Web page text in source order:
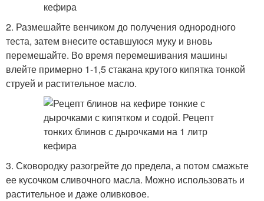
2. Размешайте венчиком до получения однородного
теста, затем внесите оставшуюся муку и вновь
перемешайте. Во время перемешивания машины
влейте примерно 1-1,5 стакана крутого кипятка тонкой
струей и растительное масло.
3. Сковородку разогрейте до предела, а потом смажьте
ее кусочком сливочного масла. Можно использовать и
растительное и даже оливковое.